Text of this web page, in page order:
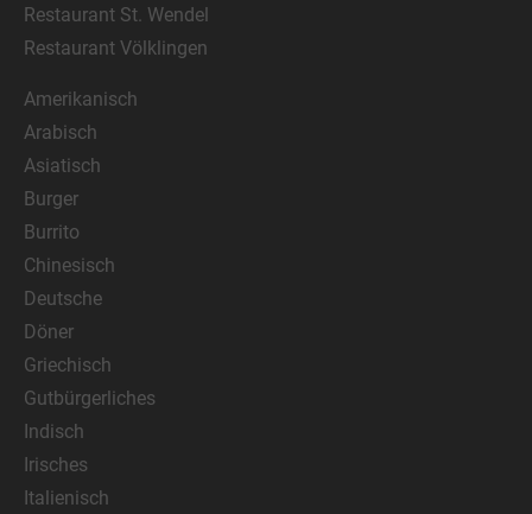
Restaurant St. Wendel
Restaurant Völklingen
Amerikanisch
Arabisch
Asiatisch
Burger
Burrito
Chinesisch
Deutsche
Döner
Griechisch
Gutbürgerliches
Indisch
Irisches
Italienisch